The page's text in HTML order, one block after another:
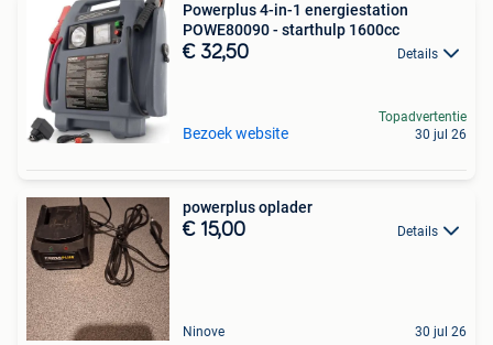
Powerplus 4-in-1 energiestation
POWE80090 - starthulp 1600cc
€ 32,50 Details
Bezoek website
Topadvertentie
30 jul 26
powerplus oplader
€ 15,00 Details
Ninove 30 jul 26